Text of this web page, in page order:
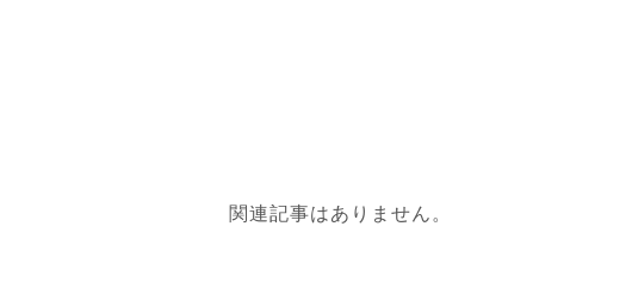
関連記事はありません。